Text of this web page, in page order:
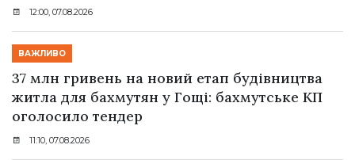
12:00, 07.08.2026
ВАЖЛИВО
37 млн гривень на новий етап будівництва
житла для бахмутян у Гощі: бахмутське КП
оголосило тендер
11:10, 07.08.2026